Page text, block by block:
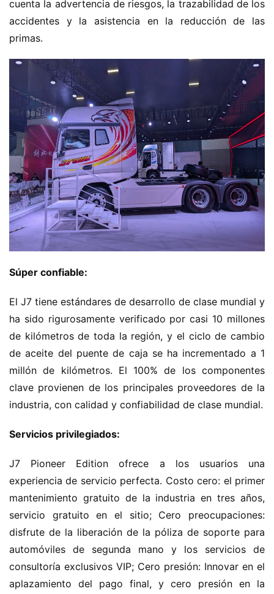
cuenta la advertencia de riesgos, la trazabilidad de los
accidentes y la asistencia en la reducción de las
primas.
Súper confiable:
El J7 tiene estándares de desarrollo de clase mundial y
ha sido rigurosamente verificado por casi 10 millones
de kilómetros de toda la región, y el ciclo de cambio
de aceite del puente de caja se ha incrementado a 1
millón de kilómetros. El 100% de los componentes
clave provienen de los principales proveedores de la
industria, con calidad y confiabilidad de clase mundial.
Servicios privilegiados:
J7 Pioneer Edition ofrece a los usuarios una
experiencia de servicio perfecta. Costo cero: el primer
mantenimiento gratuito de la industria en tres años,
servicio gratuito en el sitio; Cero preocupaciones:
disfrute de la liberación de la póliza de soporte para
automóviles de segunda mano y los servicios de
consultoría exclusivos VIP; Cero presión: Innovar en el
aplazamiento del pago final, y cero presión en la